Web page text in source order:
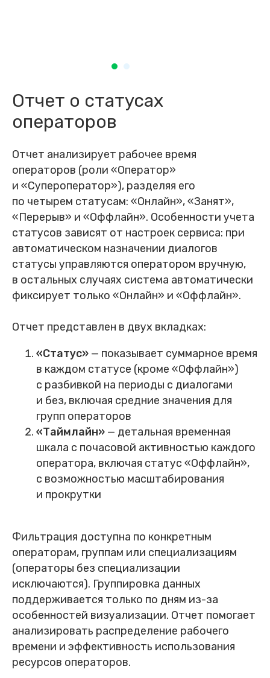
Отчет о статусах
операторов
Отчет анализирует рабочее время
операторов (роли «Оператор»
и «Супероператор»), разделяя его
по четырем статусам: «Онлайн», «Занят»,
«Перерыв» и «Оффлайн». Особенности учета
статусов зависят от настроек сервиса: при
автоматическом назначении диалогов
статусы управляются оператором вручную,
в остальных случаях система автоматически
фиксирует только «Онлайн» и «Оффлайн».
Отчет представлен в двух вкладках:
«Статус» — показывает суммарное время
в каждом статусе (кроме «Оффлайн»)
с разбивкой на периоды с диалогами
и без, включая средние значения для
групп операторов
«Таймлайн» — детальная временная
шкала с почасовой активностью каждого
оператора, включая статус «Оффлайн»,
с возможностью масштабирования
и прокрутки
Фильтрация доступна по конкретным
операторам, группам или специализациям
(операторы без специализации
исключаются). Группировка данных
поддерживается только по дням из-за
особенностей визуализации. Отчет помогает
анализировать распределение рабочего
времени и эффективность использования
ресурсов операторов.